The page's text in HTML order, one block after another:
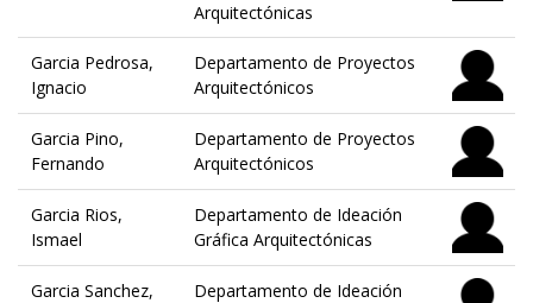
Arquitectónicas
Garcia Pedrosa,
Ignacio
Departamento de Proyectos
Arquitectónicos
Garcia Pino,
Fernando
Departamento de Proyectos
Arquitectónicos
Garcia Rios,
Ismael
Departamento de Ideación
Gráfica Arquitectónicas
Garcia Sanchez,
Departamento de Ideación